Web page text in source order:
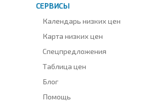
СЕРВИСЫ
Календарь низких цен
Карта низких цен
Спецпредложения
Таблица цен
Блог
Помощь